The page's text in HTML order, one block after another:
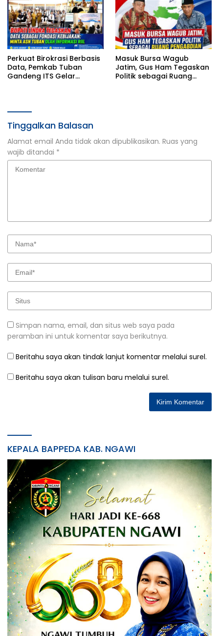
Perkuat Birokrasi Berbasis
Data, Pemkab Tuban
Gandeng ITS Gelar
Masuk Bursa Wagub
Jatim, Gus Ham Tegaskan
Politik sebagai Ruang
Tinggalkan Balasan
Alamat email Anda tidak akan dipublikasikan. Ruas yang
wajib ditandai *
Simpan nama, email, dan situs web saya pada
peramban ini untuk komentar saya berikutnya.
Beritahu saya akan tindak lanjut komentar melalui surel.
Beritahu saya akan tulisan baru melalui surel.
KEPALA BAPPEDA KAB. NGAWI